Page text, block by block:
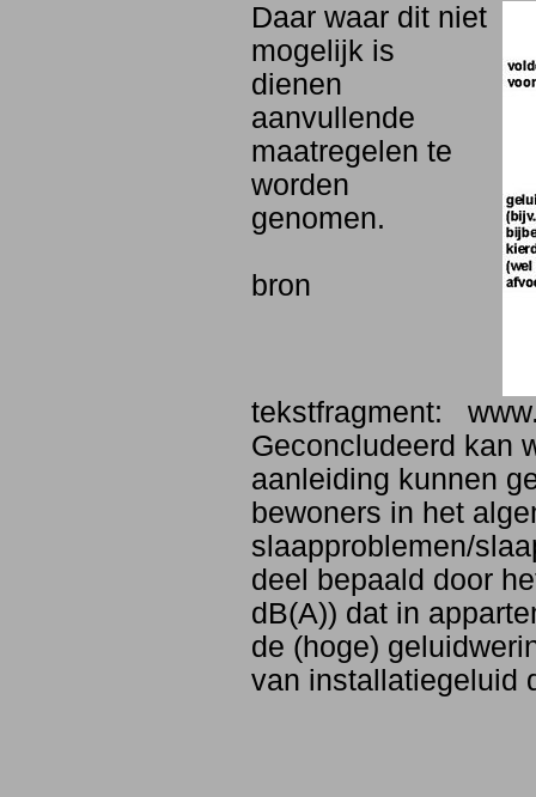
Daar waar dit niet
mogelijk is
dienen
aanvullende
maatregelen te
worden
genomen.
bron
tekstfragment:
Geconcludeerd kan
aanleiding kunnen
bewoners in het
slaapproblemen/
deel bepaald door
dB(A)) dat in
de (hoge)
van installatiegeluid